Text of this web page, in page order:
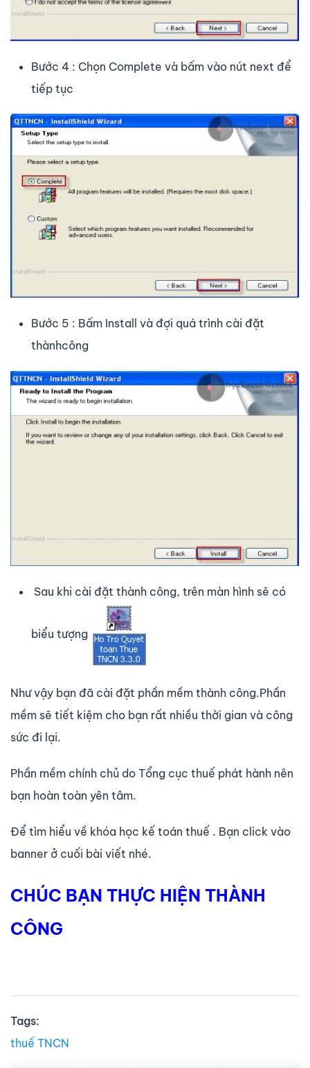
Bước 4 : Chọn Complete và bấm vào nút next để
tiếp tục
Bước 5 : Bấm Install và đợi quá trình cài đặt
thànhcông
Sau khi cài đặt thành công, trên màn hình sẽ có
biểu tượng
Như vậy bạn đã cài đặt phần mềm thành công.Phần
mềm sẽ tiết kiệm cho bạn rất nhiều thời gian và công
sức đi lại.
Phần mềm chính chủ do Tổng cục thuế phát hành nên
bạn hoàn toàn yên tâm.
Để tìm hiểu về khóa học kế toán thuế . Bạn click vào
banner ở cuối bài viết nhé.
CHÚC BẠN THỰC HIỆN THÀNH
CÔNG
Tags:
thuế TNCN